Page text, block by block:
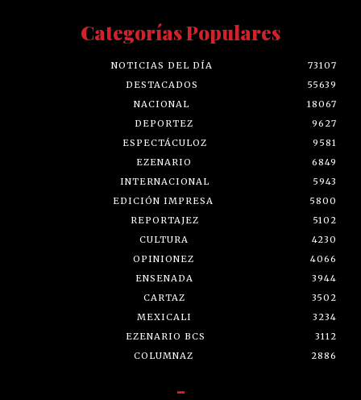
Categorías Populares
NOTICIAS DEL DÍA
73107
DESTACADOS
55639
NACIONAL
18067
DEPORTEZ
9627
ESPECTÁCULOZ
9581
EZENARIO
6849
INTERNACIONAL
5943
EDICIÓN IMPRESA
5800
REPORTAJEZ
5102
CULTURA
4230
OPINIONEZ
4066
ENSENADA
3944
CARTAZ
3502
MEXICALI
3234
EZENARIO BCS
3112
COLUMNAZ
2886
-